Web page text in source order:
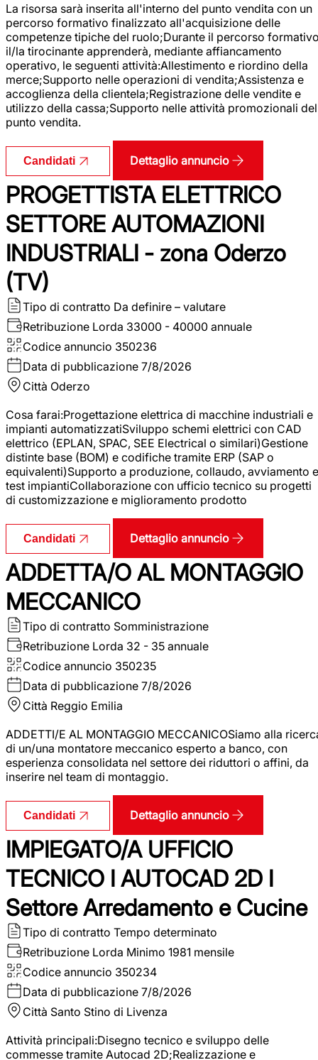
La risorsa sarà inserita all'interno del punto vendita con un
percorso formativo finalizzato all'acquisizione delle
competenze tipiche del ruolo;Durante il percorso
il/la tirocinante apprenderà, mediante affiancamento
operativo, le seguenti attività:Allestimento e riordino della
merce;Supporto nelle operazioni di vendita;Assistenza e
accoglienza della clientela;Registrazione delle vendite e
utilizzo della cassa;Supporto nelle attività promozionali del
punto vendita.
Candidati Dettaglio annuncio
PROGETTISTA ELETTRICO
SETTORE AUTOMAZIONI
INDUSTRIALI - zona Oderzo
(TV)
Tipo di contratto Da definire – valutare
Retribuzione Lorda 33000 - 40000 annuale
Codice annuncio 350236
Data di pubblicazione 7/8/2026
Città Oderzo
Cosa farai:Progettazione elettrica di macchine industriali e
impianti automatizzatiSviluppo schemi elettrici con CAD
elettrico (EPLAN, SPAC, SEE Electrical o similari)Gestione
distinte base (BOM) e codifiche tramite ERP (SAP o
equivalenti)Supporto a produzione, collaudo, avviamento e
test impiantiCollaborazione con ufficio tecnico su progetti
di customizzazione e miglioramento prodotto
Candidati Dettaglio annuncio
ADDETTA/O AL MONTAGGIO
MECCANICO
Tipo di contratto Somministrazione
Retribuzione Lorda 32 - 35 annuale
Codice annuncio 350235
Data di pubblicazione 7/8/2026
Città Reggio Emilia
ADDETTI/E AL MONTAGGIO MECCANICOSiamo alla
di un/una montatore meccanico esperto a banco, con
esperienza consolidata nel settore dei riduttori o affini, da
inserire nel team di montaggio.
Candidati Dettaglio annuncio
IMPIEGATO/A UFFICIO
TECNICO I AUTOCAD 2D I
Settore Arredamento e Cucine
Tipo di contratto Tempo determinato
Retribuzione Lorda Minimo 1981 mensile
Codice annuncio 350234
Data di pubblicazione 7/8/2026
Città Santo Stino di Livenza
Attività principali:Disegno tecnico e sviluppo delle
commesse tramite Autocad 2D;Realizzazione e